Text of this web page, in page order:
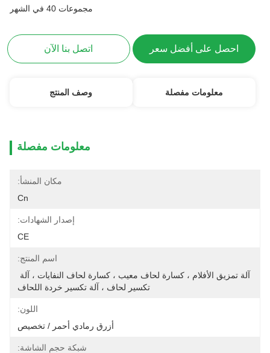
مجموعات 40 في الشهر
احصل على أفضل سعر اتصل بنا الآن
معلومات مفصلة وصف المنتج
معلومات مفصلة
مكان المنشأ:
Cn
إصدار الشهادات:
CE
اسم المنتج:
تكسير لحاف ، آلة تكسير خردة اللحاف
اللون:
أزرق رمادي أحمر / تخصيص
شبكة حجم الشاشة: